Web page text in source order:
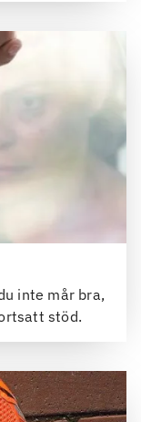
inte mår bra,
stöd.